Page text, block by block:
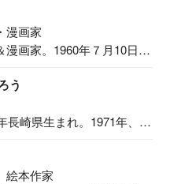
漫画家
漫画家。1960年７月10日生
う
崎県生まれ。1971年、
本作家